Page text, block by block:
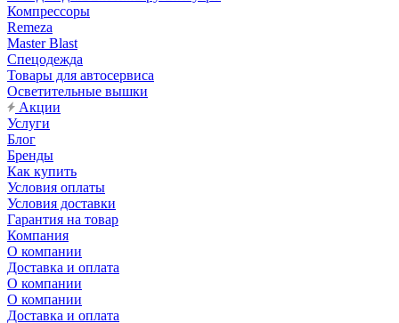
Компрессоры
Remeza
Master Blast
Спецодежда
Товары для автосервиса
Осветительные вышки
Акции
Услуги
Блог
Бренды
Как купить
Условия оплаты
Условия доставки
Гарантия на товар
Компания
О компании
Доставка и оплата
О компании
О компании
Доставка и оплата